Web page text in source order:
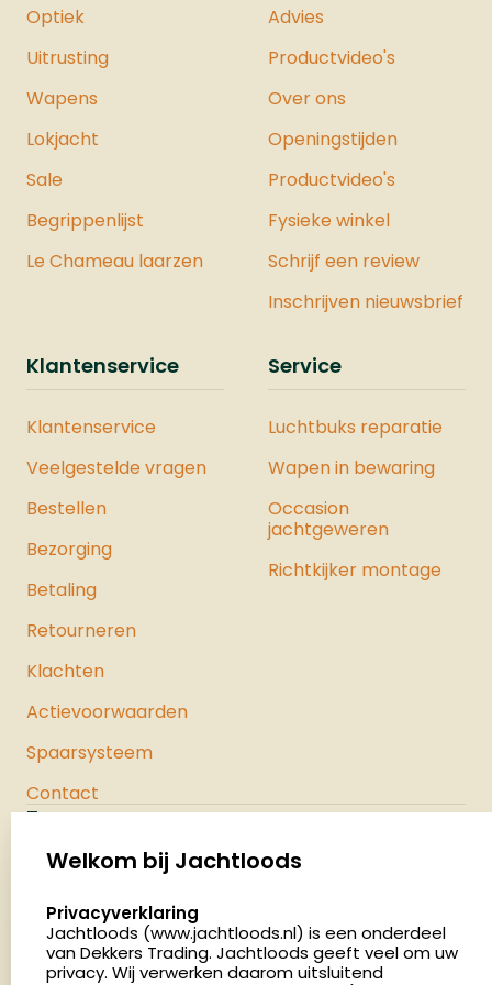
Optiek
Uitrusting
Wapens
Lokjacht
Sale
Begrippenlijst
Le Chameau laarzen
Advies
Productvideo's
Over ons
Openingstijden
Productvideo's
Fysieke winkel
Schrijf een review
Inschrijven nieuwsbrief
Klantenservice
Klantenservice
Veelgestelde vragen
Bestellen
Bezorging
Betaling
Retourneren
Klachten
Actievoorwaarden
Spaarsysteem
Contact
Service
Luchtbuks reparatie
Wapen in bewaring
Occasion
jachtgeweren
Richtkijker montage
Palenrij 1
Nederland
4.8
Welkom bij Jachtloods
select language
Privacyverklaring
Jachtloods (www.jachtloods.nl) is een onderdeel
van Dekkers Trading. Jachtloods geeft veel om uw
privacy. Wij verwerken daarom uitsluitend